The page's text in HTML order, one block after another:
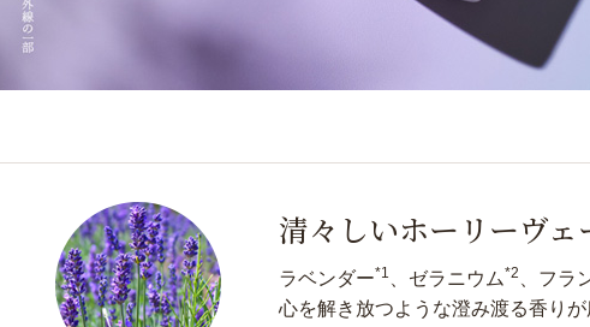
清々しいホーリーヴェ
ラベンダー*1 、ゼラニウム*2 、フラ
心を解き放つような澄み渡る香りが